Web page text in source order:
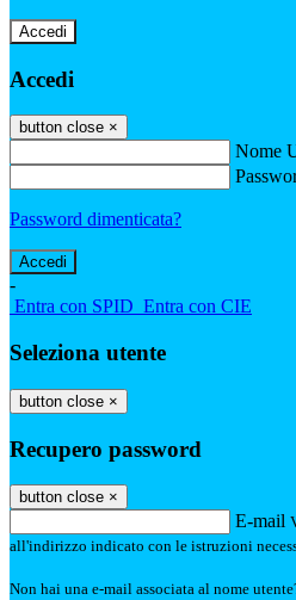
Accedi
Accedi
button close ×
Nome
Password dimenticata?
-
Entra con SPID Entra con CIE
Seleziona utente
button close ×
Recupero password
button close ×
E-mail
all'indirizzo indicato con le istruzioni
Non hai una e-mail associata al nome